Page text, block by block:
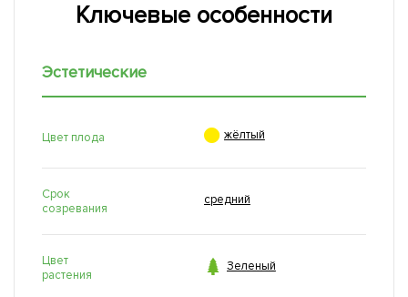
Ключевые особенности
Эстетические
Цвет плода  жёлтый
Срок
созревания
средний
Цвет
растения
 Зеленый